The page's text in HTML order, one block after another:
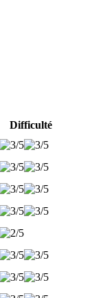
Difficulté